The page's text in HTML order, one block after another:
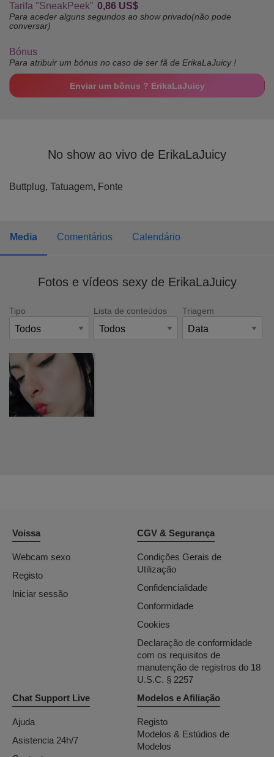
Tarifa "SneakPeek" 0,86 US$
Para aceder alguns segundos ao show privado(não pode
conversar)
Bónus
Para atribuir um bónus no caso de ser fã de ErikaLaJuicy !
Enviar um bônus ? ErikaLaJuicy
No show ao vivo de ErikaLaJuicy
Buttplug, Tatuagem, Fonte
Media Comentários Calendário
Fotos e vídeos sexy de ErikaLaJuicy
Tipo Lista de conteúdos Triagem
Voissa
Webcam sexo
Registo
Iniciar sessão
CGV & Segurança
Condições Gerais de
Utilização
Confidencialidade
Conformidade
Cookies
Declaração de conformidade
com os requisitos de
manutenção de registros do 18
U.S.C. § 2257
Chat Support Live
Ajuda
Asistencia 24h/7
Modelos e Afiliação
Registo
Modelos & Estúdios de
Modelos